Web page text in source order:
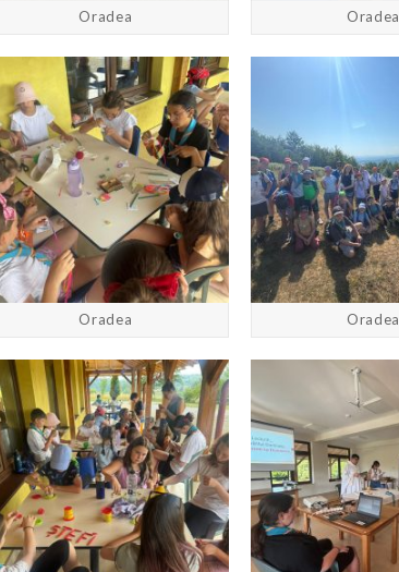
Oradea Oradea
Oradea Oradea